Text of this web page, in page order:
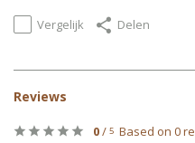
Vergelijk Delen
Reviews
0/ 5 Based on 0